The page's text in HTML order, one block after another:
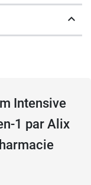
3-en-1. Il
à renforcer
technologie
gras et des
d'un film
irritée.
Intensive
1 par Alix